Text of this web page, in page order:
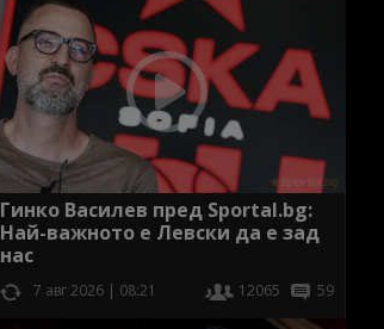
Гинко Василев пред Sportal.bg:
Най-важното е Левски да е зад
нас
7 авг 2026 | 08:21 12065 59